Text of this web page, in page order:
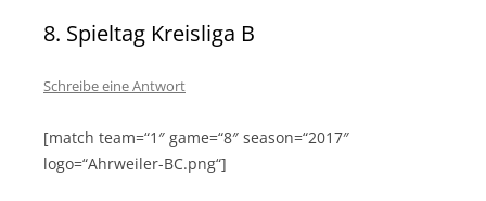
8. Spieltag Kreisliga B
Schreibe eine Antwort
[match team=“1″ game=“8″ season=“2017″
logo=“Ahrweiler-BC.png“]